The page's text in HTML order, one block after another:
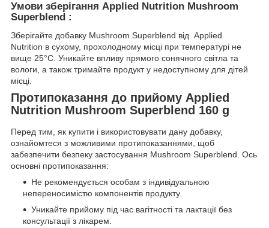
Умови зберігання Applied Nutrition Mushroom
Superblend :
Зберігайте добавку Mushroom Superblend від Applied
Nutrition в сухому, прохолодному місці при температурі не
вище 25°C. Уникайте впливу прямого сонячного світла та
вологи, а також тримайте продукт у недоступному для дітей
місці.
Протипоказання до прийому Applied
Nutrition Mushroom Superblend 160 g
Перед тим, як купити і використовувати дану добавку,
ознайомтеся з можливими протипоказаннями, щоб
забезпечити безпеку застосування Mushroom Superblend. Ось
основні протипоказання:
Не рекомендується особам з індивідуальною
непереносимістю компонентів продукту.
Уникайте прийому під час вагітності та лактації без
консультації з лікарем.